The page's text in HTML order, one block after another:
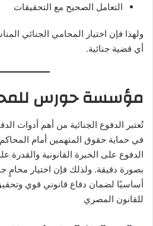
التعامل الصحيح مع التحقيقات
ولهذا فإن اختيار المحامي الجنائي
أي قضية جنائية.
مؤسسة حورس
تُعتبر الدفوع الجنائية من أهم أدوات
في حماية حقوق المتهمين أمام المحاكم
الدفوع على الخبرة القانونية والقدرة
بصورة دقيقة. ولذلك فإن اختيار محامٍ
أساسيًا لضمان دفاع قانوني قوي
للقانون المصري